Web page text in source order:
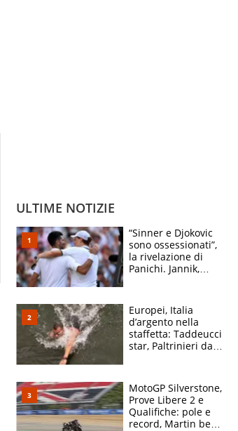
ULTIME NOTIZIE
“Sinner e Djokovic
sono ossessionati”,
la rivelazione di
Panichi. Jannik,
agli US Open
Europei, Italia
d’argento nella
staffetta: Taddeucci
star, Paltrinieri da
Padre Pio
MotoGP Silverstone,
Prove Libere 2 e
Qualifiche: pole e
record, Martin beffa